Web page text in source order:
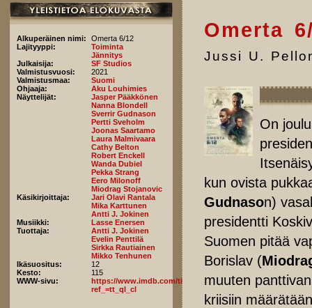
Alkuperäinen nimi:
Omerta 6/12
Lajityyppi:
Toiminta
Jännitys
Julkaisija:
SF Studios
Valmistusvuosi:
2021
Valmistusmaa:
Suomi
Ohjaaja:
Aku Louhimies
Näyttelijät:
Jasper Pääkkönen
Nanna Blondell
Sverrir Gudnason
Pertti Sveholm
Joonas Saartamo
Laura Malmivaara
Cathy Belton
Robert Enckell
Wanda Dubiel
Pekka Strang
Eero Milonoff
Miodrag Stojanovic
Käsikirjoittaja:
Jari Olavi Rantala
Mika Karttunen
Antti J. Jokinen
Musiikki:
Lasse Enersen
Tuottaja:
Antti J. Jokinen
Evelin Penttilä
Sirkka Rautiainen
Mikko Tenhunen
Ikäsuositus:
12
Kesto:
115
WWW-sivu:
https://www.imdb.com/title/tt11636880/fullcredits/?
ref_=tt_ql_cl
Omerta
Jussi U.
On
kun ovista
Gudnason)
presidentti
Suomen pitää
Borislav (
muuten
kriisiin